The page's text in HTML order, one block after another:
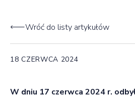
Wróć do listy artykułów
18 CZERWCA 2024
W dniu 17 czerwca 2024 r.